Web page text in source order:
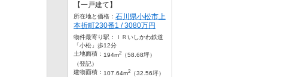
【一戸建て】
所在地と価格： 石川県小松市上
本折町230番1 / 3080万円
物件最寄り駅：
ＩＲいしかわ鉄道
「小松」歩12分
土地面積： 194m2 （58.68坪）
（登記）
建物面積： 107.64m2 （32.56坪）